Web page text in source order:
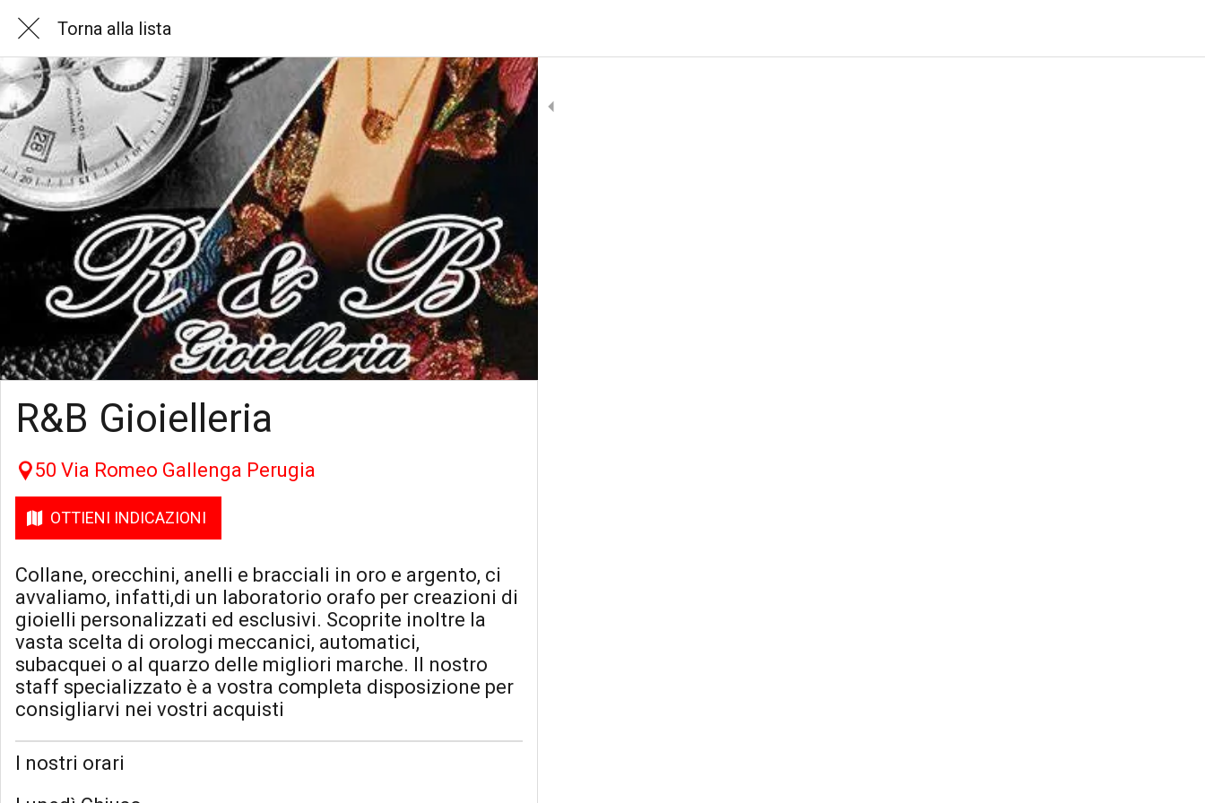
Torna alla lista
R&B Gioielleria
50 Via Romeo Gallenga Perugia
OTTIENI INDICAZIONI
Collane, orecchini, anelli e bracciali in oro e argento, ci
avvaliamo, infatti,di un laboratorio orafo per creazioni di
gioielli personalizzati ed esclusivi. Scoprite inoltre la
vasta scelta di orologi meccanici, automatici,
subacquei o al quarzo delle migliori marche. Il nostro
staff specializzato è a vostra completa disposizione per
consigliarvi nei vostri acquisti
I nostri orari